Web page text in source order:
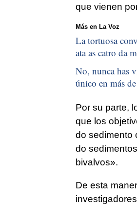
que vienen
Más en La Voz
La tortuosa
ata as catro da
No, nunca has
único en más
Por su parte,
que los
do sedimento
do
bivalvos».
De esta